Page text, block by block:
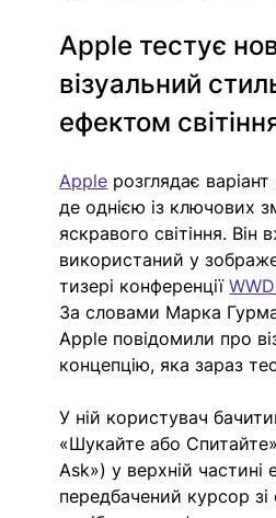
Apple тестує
візуальний
ефектом
Apple розглядає
де однією із ключових
яскравого світіння. Він
використаний у
тизері конференції
За словами Марка
Apple повідомили про
концепцію, яка зараз
У ній користувач
«Шукайте або
Ask») у верхній частині
передбачений курсор зі